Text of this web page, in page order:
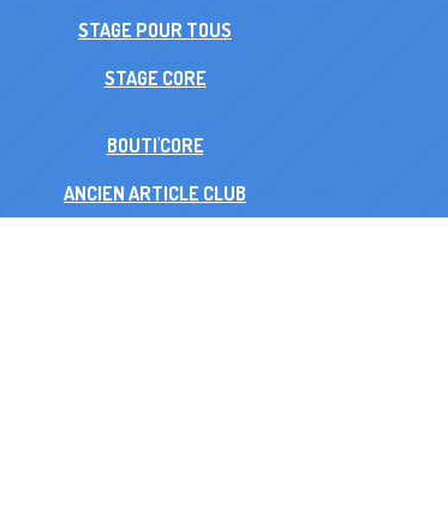
STAGE POUR TOUS
STAGE CORE
BOUTI'CORE
ANCIEN ARTICLE CLUB